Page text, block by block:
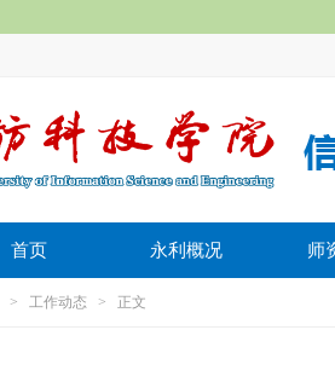
首页 永利概况 师
> 工作动态 > 正文